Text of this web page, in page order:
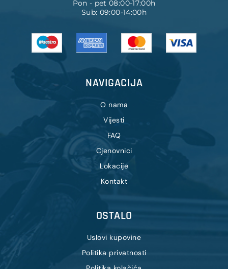
NAVIGACIJA
O nama
Vijesti
FAQ
Cjenovnici
Lokacije
Kontakt
Pon - pet 08:00-17:00h
Sub: 09:00-14:00h
OSTALO
Uslovi kupovine
Politika privatnosti